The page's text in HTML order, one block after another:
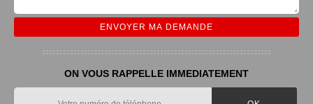
ON VOUS RAPPELLE IMMEDIATEMENT